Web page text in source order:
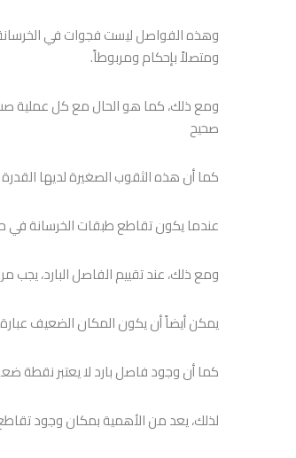
وهذه الفواصل ليست فجوات في
ومتصلاً بإحكام ومربوطاً.
ومع ذلك، كما هو الحال مع كل عملية
صحيح
كما أن هذه الثقوب الصغيرة لديها
عندما يكون تقاطع طبقات الخرسانة في
ومع ذلك، عند تقييم الفاصل البارد،
يمكن أيضاً أن يكون المكان الضعيف
كما أن وجود فاصل بارد لا يعتبر نقطة
لذلك، يعد من الأهمية بمكان وجود